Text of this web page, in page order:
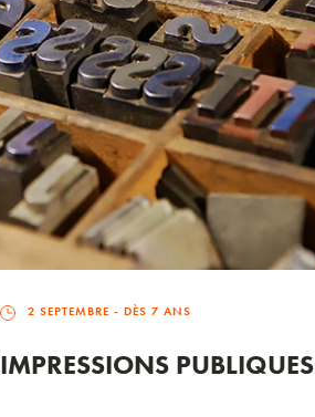
2 SEPTEMBRE - DÈS 7 ANS
IMPRESSIONS PUBLIQUES